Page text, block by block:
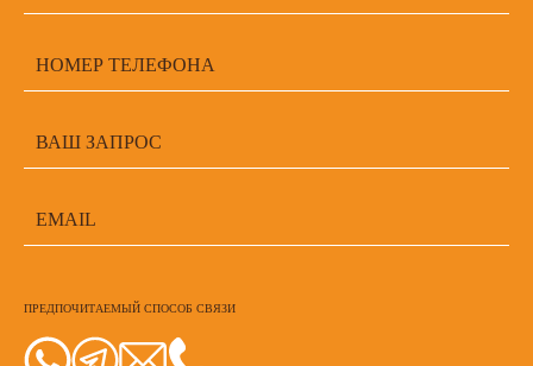
ПРЕДПОЧИТАЕМЫЙ СПОСОБ СВЯЗИ